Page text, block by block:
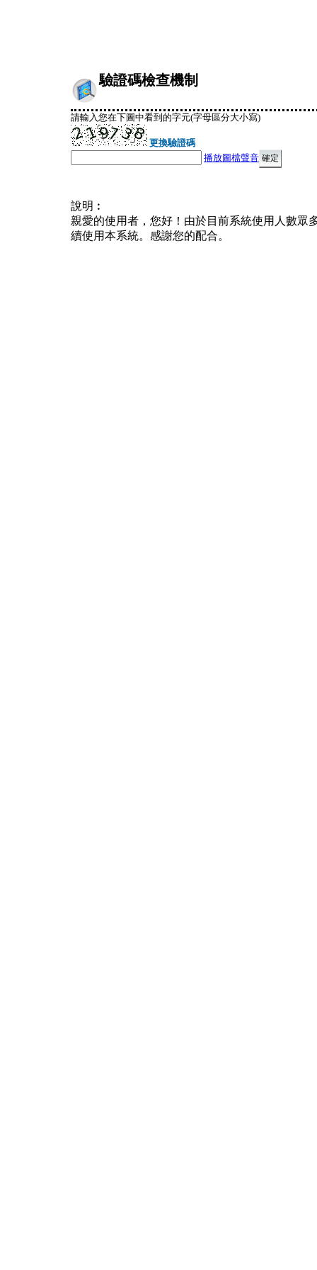
驗證碼檢查機制
請輸入您在下圖中看到的字元(字母區分大小寫)
更換驗證碼
播放圖檔聲音
說明︰
親愛的使用者，您好！由於目前系統使用人數眾
續使用本系統。感謝您的配合。